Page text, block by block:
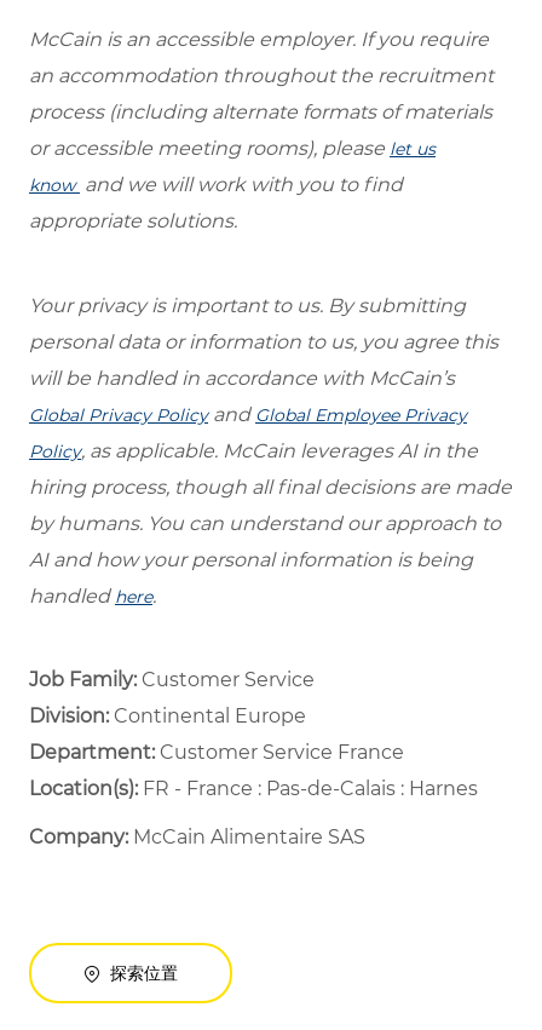
McCain is an accessible employer. If you require
an accommodation throughout the recruitment
process (including alternate formats of materials
or accessible meeting rooms), please let us
know and we will work with you to find
appropriate solutions.
Your privacy is important to us. By submitting
personal data or information to us, you agree this
will be handled in accordance with McCain’s
Global Privacy Policyand Global Employee Privacy
Policy, as applicable. McCain leverages AI in the
hiring process, though all final decisions are made
by humans. You can understand our approach to
AI and how your personal information is being
handled here.
Job Family: Customer Service
Division: Continental Europe
Department: ​ Customer Service France ​
Location(s):FR - France : Pas-de-Calais : Harnes
Company: McCain Alimentaire SAS
探索位置